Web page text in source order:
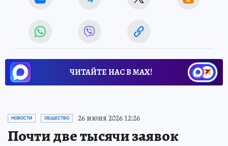
ЧИТАЙТЕ НАС В МАХ!
НОВОСТИ ОБЩЕСТВО 26 июня 2026 12:26
Почти две тысячи заявок